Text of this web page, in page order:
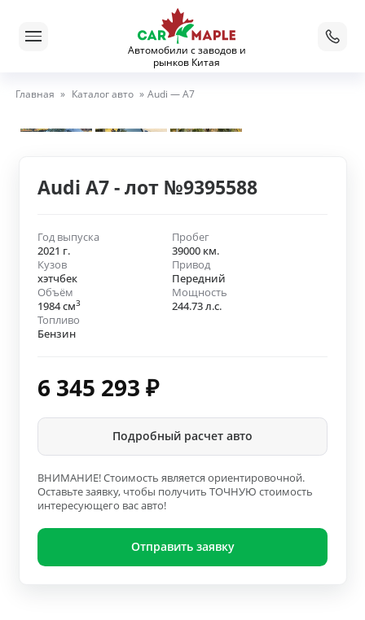
Автомобили с заводов и
рынков Китая
Главная » Каталог авто » Audi — A7
Audi A7 - лот №9395588
Год выпуска
2021 г.
Пробег
39000 км.
Кузов
хэтчбек
Привод
Передний
Объём
1984 см3
Мощность
244.73 л.с.
Топливо
Бензин
6 345 293 ₽
Подробный расчет авто
ВНИМАНИЕ! Стоимость является ориентировочной.
Оставьте заявку, чтобы получить ТОЧНУЮ стоимость
интересующего вас авто!
Отправить заявку